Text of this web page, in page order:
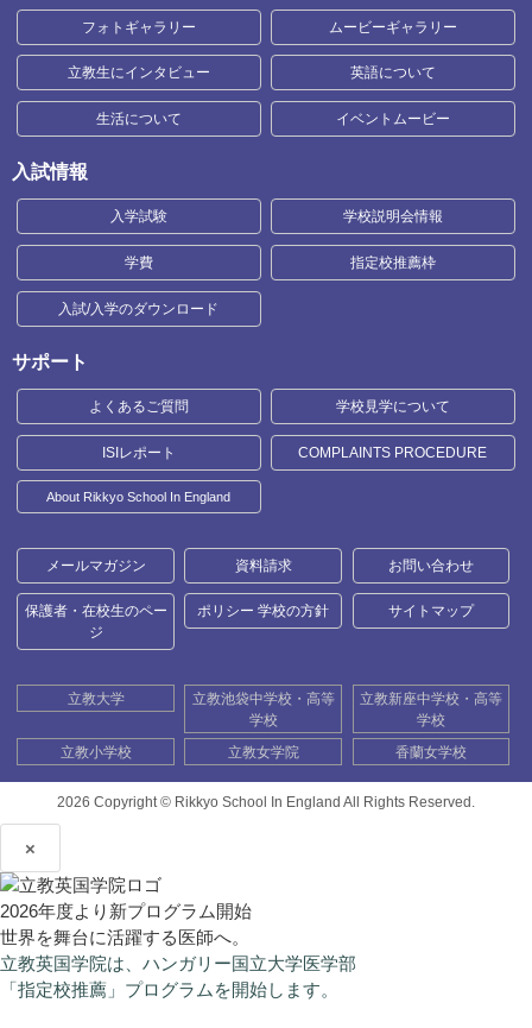
フォトギャラリー ムービーギャラリー
立教生にインタビュー 英語について
生活について イベントムービー
入試情報
入学試験 学校説明会情報
学費 指定校推薦枠
入試/入学のダウンロード
サポート
よくあるご質問 学校見学について
ISIレポート COMPLAINTS PROCEDURE
About Rikkyo School In England
メールマガジン 資料請求 お問い合わせ
保護者・在校生のペー
ジ
ポリシー 学校の方針 サイトマップ
立教大学
立教池袋中学校・高等
学校
立教新座中学校・高等
学校
立教小学校
立教女学院 香蘭女学校
2026 Copyright © Rikkyo School In England All Rights Reserved.
×
2026年度より新プログラム開始
世界を舞台に活躍する医師へ。
立教英国学院は、ハンガリー国立大学医学部
「指定校推薦」プログラムを開始します。